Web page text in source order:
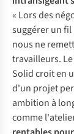
« Lors des
suggérer un
nous ne
travailleurs.
Solid croit en
d'un projet
ambition à
comme